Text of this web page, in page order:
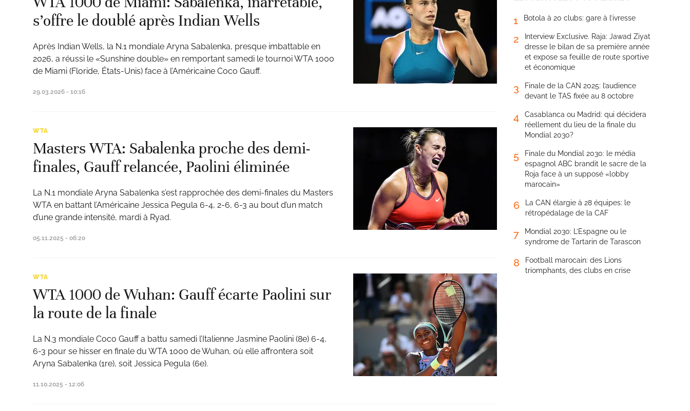
s’offre le doublé après Indian Wells
Après Indian Wells, la N.1 mondiale Aryna Sabalenka, presque imbattable en
2026, a réussi le «Sunshine double» en remportant samedi le tournoi WTA 1000
de Miami (Floride, États-Unis) face à l’Américaine Coco Gauff.
29.03.2026 - 10:16
WTA
Masters WTA: Sabalenka proche des demi-
finales, Gauff relancée, Paolini éliminée
La N.1 mondiale Aryna Sabalenka s’est rapprochée des demi-finales du Masters
WTA en battant l’Américaine Jessica Pegula 6-4, 2-6, 6-3 au bout d’un match
d’une grande intensité, mardi à Ryad.
05.11.2025 - 06:20
WTA
WTA 1000 de Wuhan: Gauff écarte Paolini sur
la route de la finale
La N.3 mondiale Coco Gauff a battu samedi l’Italienne Jasmine Paolini (8e) 6-4,
6-3 pour se hisser en finale du WTA 1000 de Wuhan, où elle affrontera soit
Aryna Sabalenka (1re), soit Jessica Pegula (6e).
11.10.2025 - 12:06
1 Botola à 20 clubs: gare à l’ivresse
2
Interview Exclusive. Raja: Jawad Ziyat
dresse le bilan de sa première année
et expose sa feuille de route sportive
et économique
3
Finale de la CAN 2025: l’audience
devant le TAS fixée au 8 octobre
4
Casablanca ou Madrid: qui décidera
réellement du lieu de la finale du
Mondial 2030?
5
Finale du Mondial 2030: le média
espagnol ABC brandit le sacre de la
Roja face à un supposé «lobby
marocain»
6
La CAN élargie à 28 équipes: le
rétropédalage de la CAF
7
Mondial 2030: L’Espagne ou le
syndrome de Tartarin de Tarascon
8
Football marocain: des Lions
triomphants, des clubs en crise